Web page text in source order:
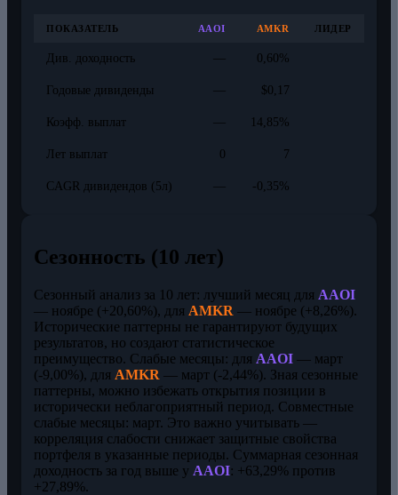
ПОКАЗАТЕЛЬ AAOI AMKR ЛИДЕР
Див. доходность — 0,60%
Годовые дивиденды — $0,17
Коэфф. выплат — 14,85%
Лет выплат 0 7
CAGR дивидендов (5л) — -0,35%
Сезонность (10 лет)
Сезонный анализ за 10 лет: лучший месяц для AAOI
— ноябре (+20,60%), для AMKR — ноябре (+8,26%).
Исторические паттерны не гарантируют будущих
результатов, но создают статистическое
преимущество. Слабые месяцы: для AAOI — март
(-9,00%), для AMKR — март (-2,44%). Зная сезонные
паттерны, можно избежать открытия позиции в
исторически неблагоприятный период. Совместные
слабые месяцы: март. Это важно учитывать —
корреляция слабости снижает защитные свойства
портфеля в указанные периоды. Суммарная сезонная
доходность за год выше у AAOI: +63,29% против
+27,89%.